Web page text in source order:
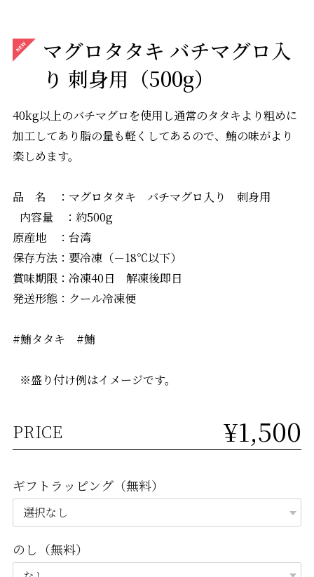
マグロタタキ バチマグロ入
り 刺身用（500g）
40kg以上のバチマグロを使用し通常のタタキより粗めに
加工してあり脂の量も軽くしてあるので、鮪の味がより
楽しめます。
品 名 ：マグロタタキ バチマグロ入り 刺身用
内容量 ：約500g
原産地 ：台湾
保存方法：要冷凍（－18℃以下）
賞味期限：冷凍40日 解凍後即日
発送形態：クール冷凍便
#鮪タタキ #鮪
※盛り付け例はイメージです。
PRICE ¥1,500
ギフトラッピング（無料）
のし（無料）